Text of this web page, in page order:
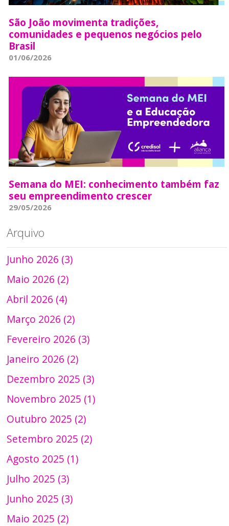
São João movimenta tradições,
comunidades e pequenos negócios pelo
Brasil
01/06/2026
Semana do MEI: conhecimento também faz
seu empreendimento crescer
29/05/2026
Arquivo
Junho 2026 (3)
Maio 2026 (2)
Abril 2026 (4)
Março 2026 (2)
Fevereiro 2026 (3)
Janeiro 2026 (2)
Dezembro 2025 (3)
Novembro 2025 (1)
Outubro 2025 (2)
Setembro 2025 (2)
Agosto 2025 (1)
Julho 2025 (3)
Junho 2025 (3)
Maio 2025 (2)